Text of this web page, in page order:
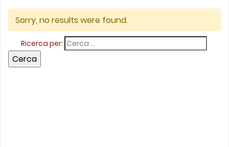
Sorry, no results were found.
Ricerca per: